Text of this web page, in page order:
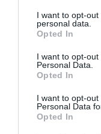
I want to opt-
personal data.
Opted In
I want to opt-
Personal Data.
Opted In
I want to opt-
Personal Data
Opted In